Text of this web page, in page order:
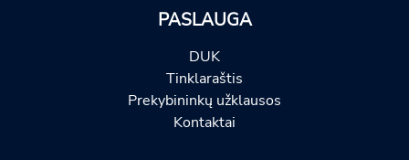
PASLAUGA
DUK
Tinklaraštis
Prekybininkų užklausos
Kontaktai